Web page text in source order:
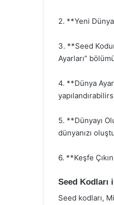
2. **Yeni
3. **Seed
Ayarları”
4. **Dünya
5. **Dünyayı
dünyanızı
6. **Keşfe
Seed
Seed kodları,